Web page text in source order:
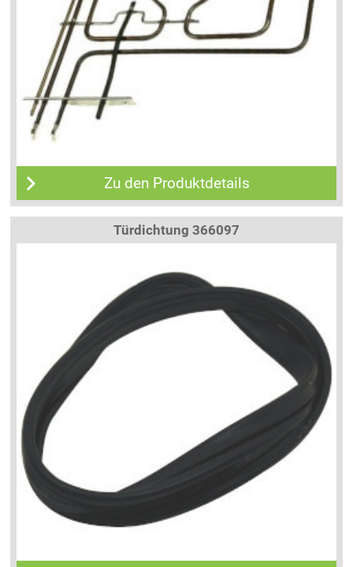
Zu den Produktdetails
Türdichtung 366097